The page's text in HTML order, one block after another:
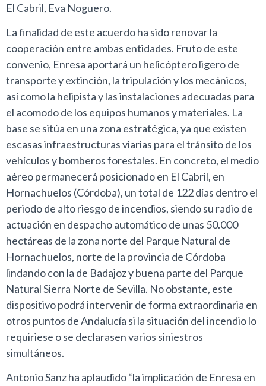
El Cabril, Eva Noguero.
La finalidad de este acuerdo ha sido renovar la
cooperación entre ambas entidades. Fruto de este
convenio, Enresa aportará un helicóptero ligero de
transporte y extinción, la tripulación y los mecánicos,
así como la helipista y las instalaciones adecuadas para
el acomodo de los equipos humanos y materiales. La
base se sitúa en una zona estratégica, ya que existen
escasas infraestructuras viarias para el tránsito de los
vehículos y bomberos forestales. En concreto, el medio
aéreo permanecerá posicionado en El Cabril, en
Hornachuelos (Córdoba), un total de 122 días dentro el
periodo de alto riesgo de incendios, siendo su radio de
actuación en despacho automático de unas 50.000
hectáreas de la zona norte del Parque Natural de
Hornachuelos, norte de la provincia de Córdoba
lindando con la de Badajoz y buena parte del Parque
Natural Sierra Norte de Sevilla. No obstante, este
dispositivo podrá intervenir de forma extraordinaria en
otros puntos de Andalucía si la situación del incendio lo
requiriese o se declarasen varios siniestros
simultáneos.
Antonio Sanz ha aplaudido “la implicación de Enresa en